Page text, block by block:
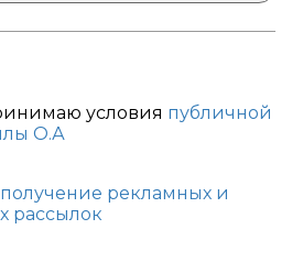
условия публичной
О.А
получение рекламных и
рассылок